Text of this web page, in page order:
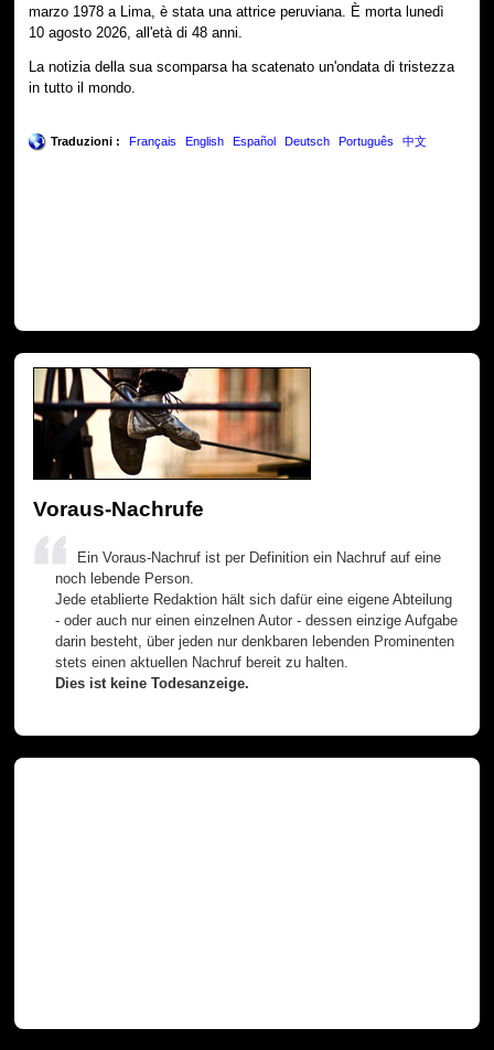
marzo 1978 a Lima, è stata una attrice peruviana. È morta lunedì
10 agosto 2026, all'età di 48 anni.
La notizia della sua scomparsa ha scatenato un'ondata di tristezza
in tutto il mondo.
Traduzioni : Français English Español Deutsch Português 中文
Voraus-Nachrufe
Ein Voraus-Nachruf ist per Definition ein Nachruf auf eine
noch lebende Person.
Jede etablierte Redaktion hält sich dafür eine eigene Abteilung
- oder auch nur einen einzelnen Autor - dessen einzige Aufgabe
darin besteht, über jeden nur denkbaren lebenden Prominenten
stets einen aktuellen Nachruf bereit zu halten.
Dies ist keine Todesanzeige.